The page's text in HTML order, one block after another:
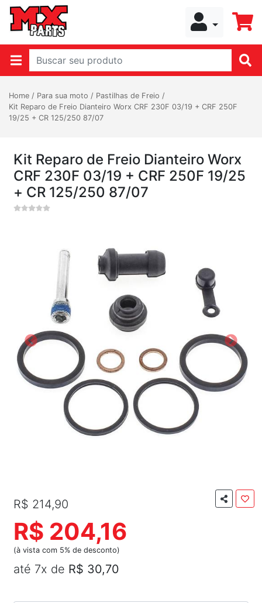
Home / Para sua moto / Pastilhas de Freio /
Kit Reparo de Freio Dianteiro Worx CRF 230F 03/19 + CRF 250F
19/25 + CR 125/250 87/07
Kit Reparo de Freio Dianteiro Worx
CRF 230F 03/19 + CRF 250F 19/25
+ CR 125/250 87/07
R$ 214,90
R$ 204,16
(à vista com 5% de desconto)
até 7x de R$ 30,70